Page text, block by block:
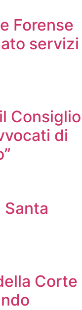
Forense
servizi
Consiglio
di
Corte